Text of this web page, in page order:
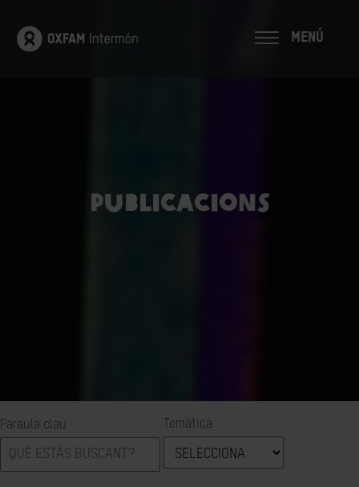
MENÚ
Publicacions
Paraula clau Temàtica